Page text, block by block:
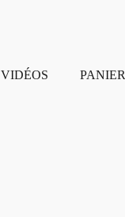
VIDÉOS PANIER